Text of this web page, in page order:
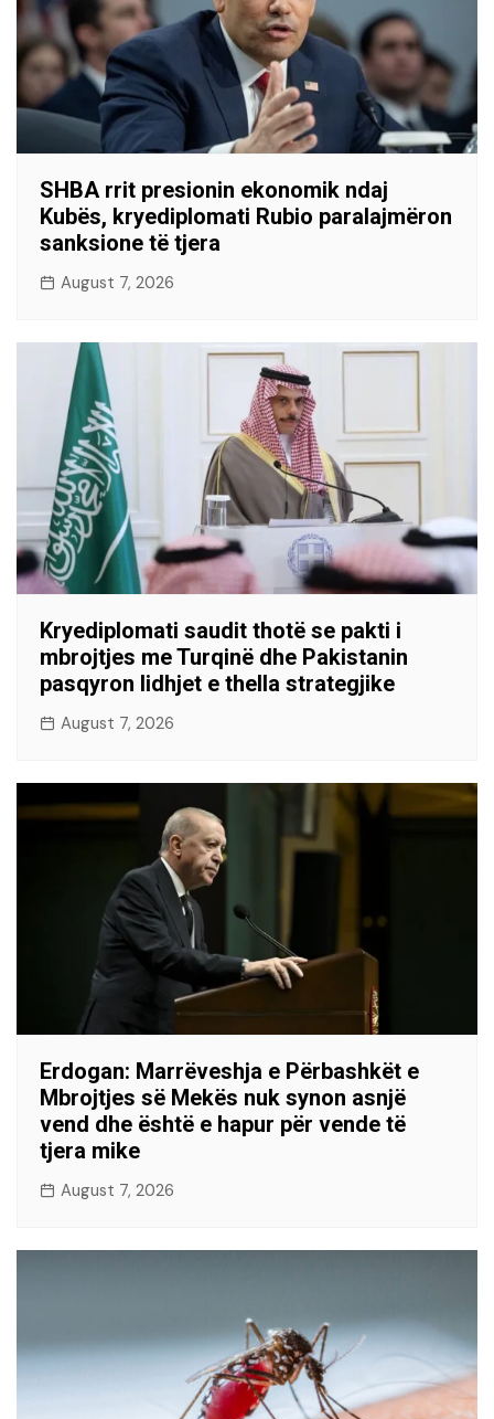
SHBA rrit presionin ekonomik ndaj
Kubës, kryediplomati Rubio paralajmëron
sanksione të tjera
August 7, 2026
Kryediplomati saudit thotë se pakti i
mbrojtjes me Turqinë dhe Pakistanin
pasqyron lidhjet e thella strategjike
August 7, 2026
Erdogan: Marrëveshja e Përbashkët e
Mbrojtjes së Mekës nuk synon asnjë
vend dhe është e hapur për vende të
tjera mike
August 7, 2026